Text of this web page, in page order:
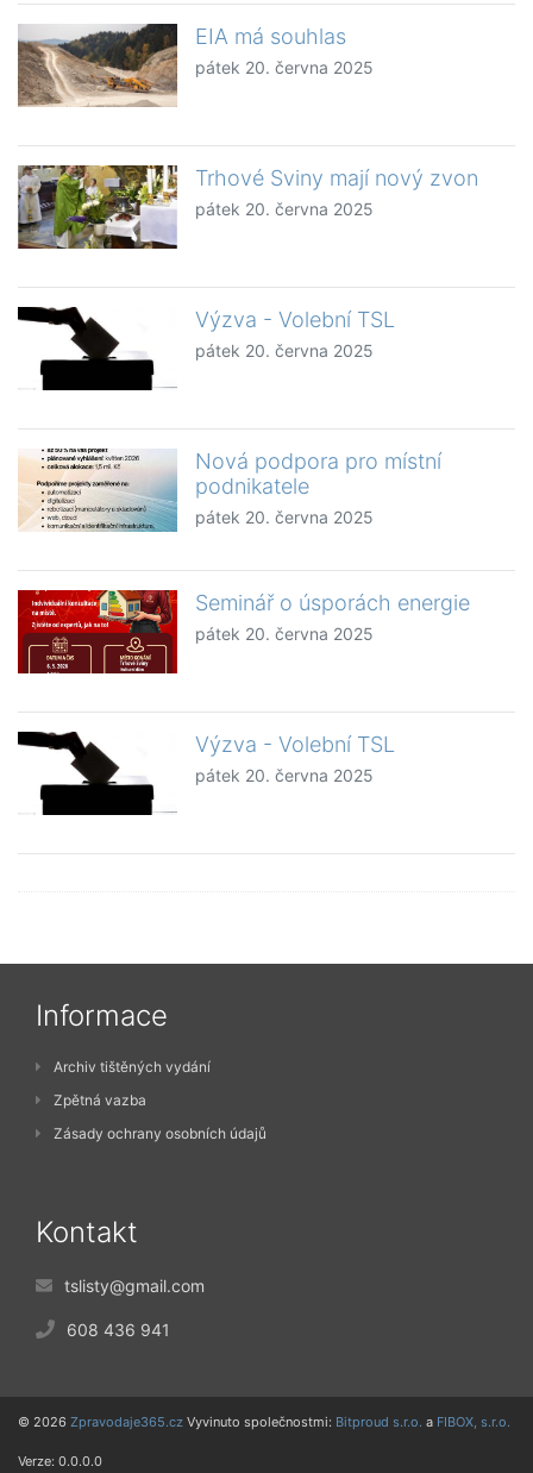
EIA má souhlas
pátek 20. června 2025
Trhové Sviny mají nový zvon
pátek 20. června 2025
Výzva - Volební TSL
pátek 20. června 2025
Nová podpora pro místní
podnikatele
pátek 20. června 2025
Seminář o úsporách energie
pátek 20. června 2025
Výzva - Volební TSL
pátek 20. června 2025
Informace
Archiv tištěných vydání
Zpětná vazba
Zásady ochrany osobních údajů
Kontakt
tslisty@gmail.com
608 436 941
© 2026 Zpravodaje365.cz Vyvinuto společnostmi: Bitproud s.r.o. a FIBOX, s.r.o.
Verze: 0.0.0.0